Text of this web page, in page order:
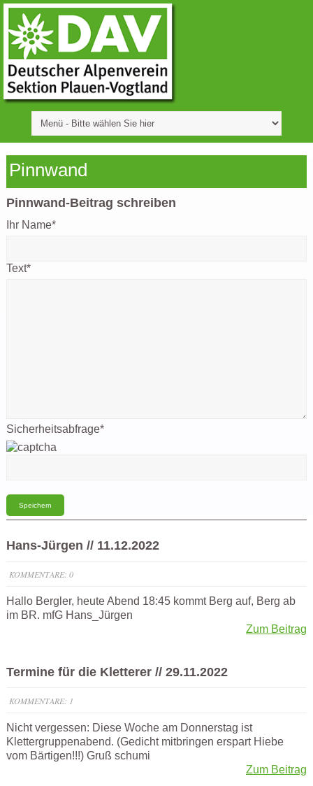
Pinnwand
Pinnwand-Beitrag schreiben
Ihr Name*
Text*
Sicherheitsabfrage*
Hans-Jürgen // 11.12.2022
KOMMENTARE: 0
Hallo Bergler, heute Abend 18:45 kommt Berg auf, Berg ab
im BR. mfG Hans_Jürgen
Zum Beitrag
Termine für die Kletterer // 29.11.2022
KOMMENTARE: 1
Nicht vergessen: Diese Woche am Donnerstag ist
Klettergruppenabend. (Gedicht mitbringen erspart Hiebe
vom Bärtigen!!!) Gruß schumi
Zum Beitrag